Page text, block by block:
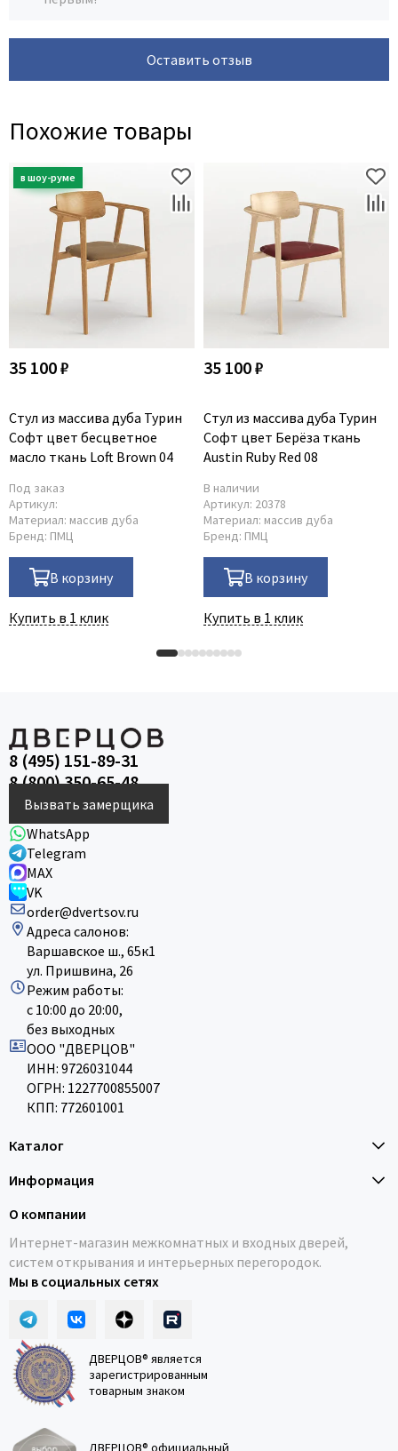
Оставить отзыв
Похожие товары
35 100 ₽
Стул из массива дуба Турин
Софт цвет бесцветное
масло ткань Loft Brown 04
Под заказ
Артикул:
Материал: массив дуба
Бренд: ПМЦ
В корзину
Купить в 1 клик
35 100 ₽
Стул из массива дуба Турин
Софт цвет Берёза ткань
Austin Ruby Red 08
В наличии
Артикул: 20378
Материал: массив дуба
Бренд: ПМЦ
В корзину
Купить в 1 клик
8 (495) 151-89-31
8 (800) 350-65-48
Вызвать замерщика
WhatsApp
Telegram
MAX
VK
order@dvertsov.ru
Адреса салонов:
Варшавское ш., 65к1
ул. Пришвина, 26
Режим работы:
с 10:00 до 20:00,
без выходных
ООО "ДВЕРЦОВ"
ИНН: 9726031044
ОГРН: 1227700855007
КПП: 772601001
Каталог
Информация
О компании
Интернет-магазин межкомнатных и входных дверей,
систем открывания и интерьерных перегородок.
Мы в социальных сетях
ДВЕРЦОВ® является
зарегистрированным
товарным знаком
ДВЕРЦОВ® официальный